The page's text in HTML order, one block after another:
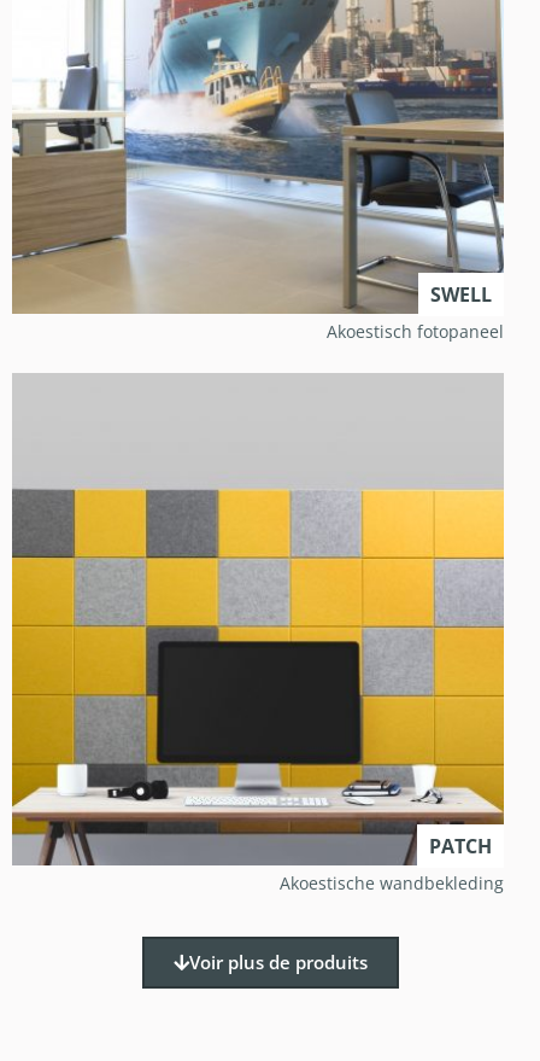
SWELL
Akoestisch fotopaneel
PATCH
Akoestische wandbekleding
Voir plus de produits